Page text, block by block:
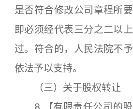
是否符合修改公司章程所
即必须经代表三分之二以
过。符合的，人民法院不
依法予以支持。
（三）关于股权转让